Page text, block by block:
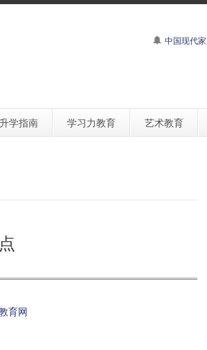
中国现代
升学指南 学习力教育 艺术教育
育网